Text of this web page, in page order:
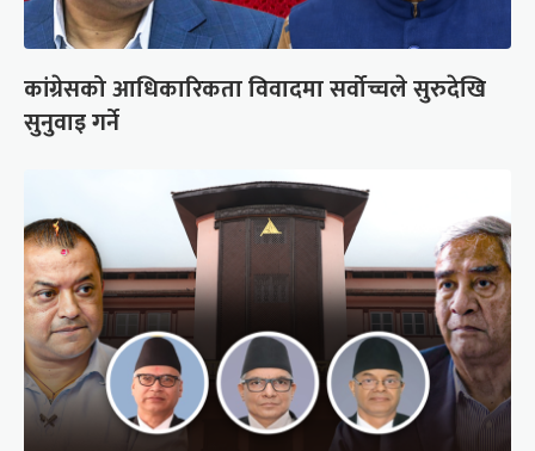
कांग्रेसको आधिकारिकता विवादमा सर्वोच्चले सुरुदेखि
सुनुवाइ गर्ने